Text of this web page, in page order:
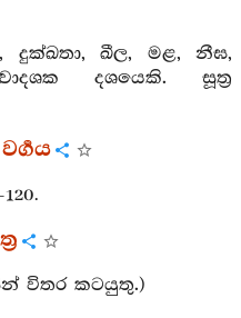
දුක්ඛතා, ඛීල, මළ, නීඝ,
දශයෙකි. සූත්‍ර
120.
විතර කටයුතු.)